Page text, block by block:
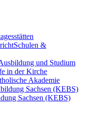
Schulen &
und Studium
in der Kirche
Akademie
Sachsen (KEBS)